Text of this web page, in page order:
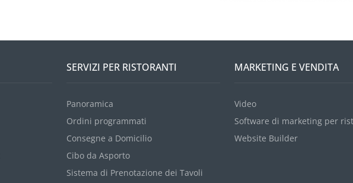
SERVIZI PER RISTORANTI
Panoramica
Ordini programmati
Consegne a Domicilio
Cibo da Asporto
Sistema di Prenotazione dei Tavoli
MARKETING E VENDITA
Video
Software di marketing per
Website Builder